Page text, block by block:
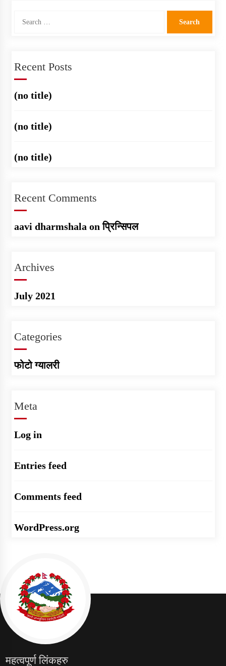
Search
Recent Posts
(no title)
(no title)
(no title)
Recent Comments
aavi dharmshala onप्रिन्सिपल
Archives
July 2021
Categories
फोटो ग्यालरी
Meta
Log in
Entries feed
Comments feed
WordPress.org
महत्वपूर्ण लिंकहरु